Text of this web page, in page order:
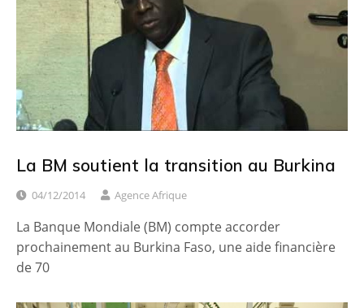
La BM soutient la transition au Burkina
04/12/2014 Agence Afrique
La Banque Mondiale (BM) compte accorder
prochainement au Burkina Faso, une aide financière
de 70